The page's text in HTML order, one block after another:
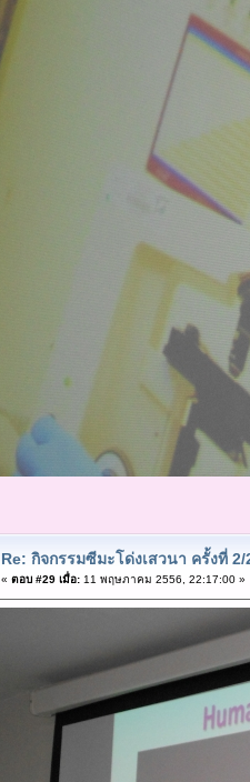
Re: กิจกรรมซีมะโด่งเสวนา ครั้งที่
« ตอบ #29 เมื่อ:11 พฤษภาคม 2556, 22:17:00 »